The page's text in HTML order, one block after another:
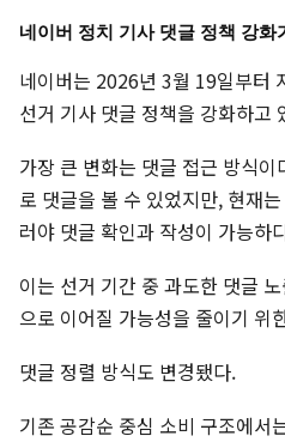
네이버 정치 기사 댓글 정책 강화
네이버는 2026년 3월 19일부터
선거 기사 댓글 정책을 강화하고
가장 큰 변화는 댓글 접근 방식
로 댓글을 볼 수 있었지만, 현재
러야 댓글 확인과 작성이 가능하
이는 선거 기간 중 과도한 댓글
으로 이어질 가능성을 줄이기 위
댓글 정렬 방식도 변경됐다.
기존 공감순 중심 소비 구조에서